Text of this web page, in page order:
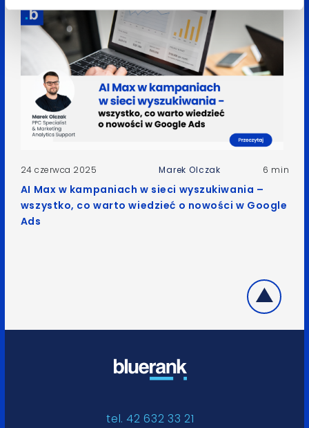
24 czerwca 2025 Marek Olczak 6 min
AI Max w kampaniach w sieci wyszukiwania –
wszystko, co warto wiedzieć o nowości w Google
Ads
tel. 42 632 33 21